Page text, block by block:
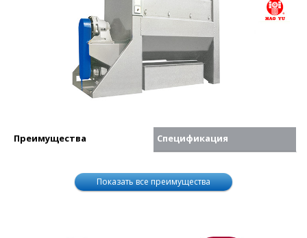
Преимущества Спецификация
Показать все преимущества